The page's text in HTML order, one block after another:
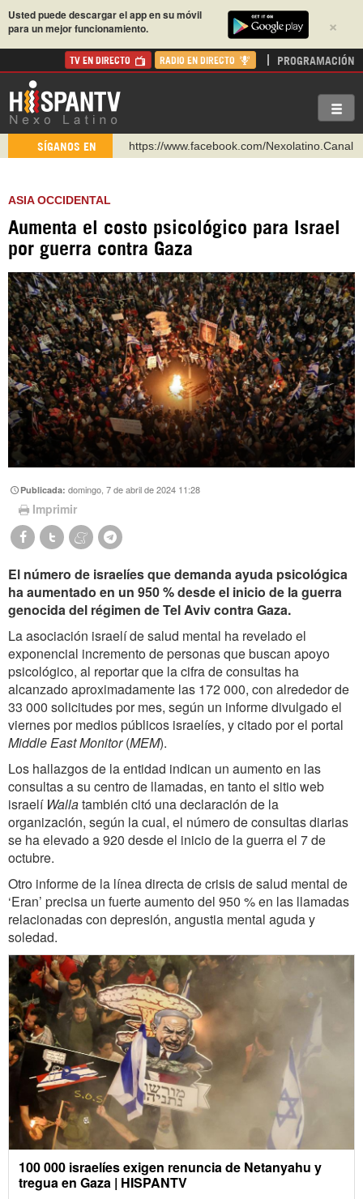
×
Usted puede descargar el app en su móvil
para un mejor funcionamiento.
TV EN DIRECTO RADIO EN DIRECTO PROGRAMACIÓN
SÍGANOS EN
https://www.facebook.com/Nexolatino.Canal
https://t.me/hispantvcanal
https://urmedium.com/c/hispantv
Instagram como: hispan_tv
ASIA OCCIDENTAL
Aumenta el costo psicológico para Israel
por guerra contra Gaza
Publicada:domingo, 7 de abril de 2024 11:28
Imprimir
El número de israelíes que demanda ayuda psicológica
ha aumentado en un 950 % desde el inicio de la guerra
genocida del régimen de Tel Aviv contra Gaza.
La asociación israelí de salud mental ha revelado el
exponencial incremento de personas que buscan apoyo
psicológico, al reportar que la cifra de consultas ha
alcanzado aproximadamente las 172 000, con alrededor de
33 000 solicitudes por mes, según un informe divulgado el
viernes por medios públicos israelíes, y citado por el portal
Middle East Monitor(MEM).
Los hallazgos de la entidad indican un aumento en las
consultas a su centro de llamadas, en tanto el sitio web
israelí Wallatambién citó una declaración de la
organización, según la cual, el número de consultas diarias
se ha elevado a 920 desde el inicio de la guerra el 7 de
octubre.
Otro informe de la línea directa de crisis de salud mental de
‘Eran’ precisa un fuerte aumento del 950 % en las llamadas
relacionadas con depresión, angustia mental aguda y
soledad.
100 000 israelíes exigen renuncia de Netanyahu y
tregua en Gaza | HISPANTV